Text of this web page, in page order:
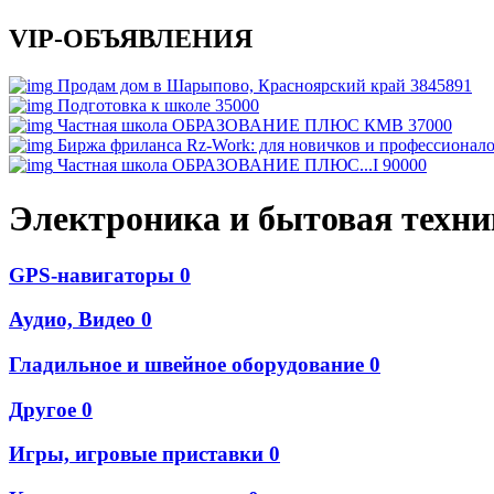
VIP-ОБЪЯВЛЕНИЯ
Продам дом в Шарыпово, Красноярский край 3845891
Подготовка к школе 35000
Частная школа ОБРАЗОВАНИЕ ПЛЮС КМВ 37000
Биржа фриланса Rz-Work: для новичков и
Частная школа ОБРАЗОВАНИЕ ПЛЮС...I 90000
Электроника и бытовая
GPS-навигаторы 0
Аудио, Видео 0
Гладильное и швейное оборудование 0
Другое 0
Игры, игровые приставки 0